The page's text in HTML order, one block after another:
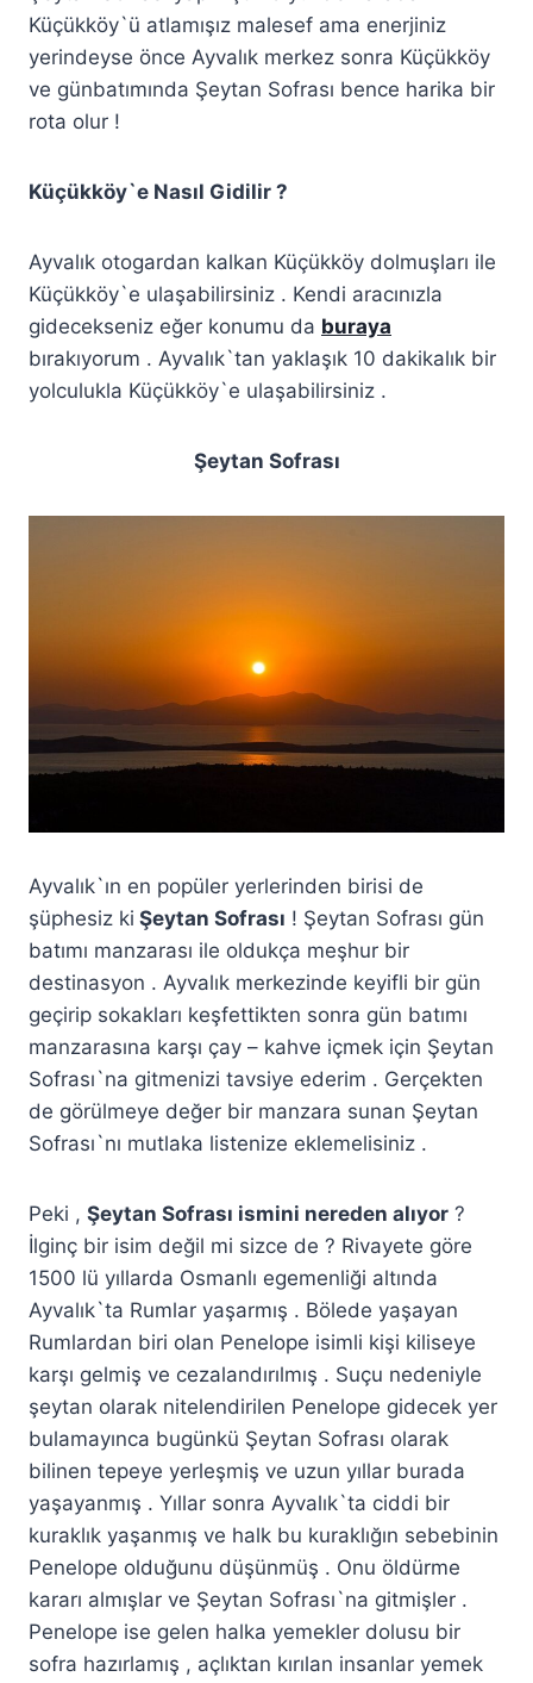
Küçükköy`ü atlamışız malesef ama enerjiniz
yerindeyse önce Ayvalık merkez sonra Küçükköy
ve günbatımında Şeytan Sofrası bence harika bir
rota olur !
Küçükköy`e Nasıl Gidilir ?
Ayvalık otogardan kalkan Küçükköy dolmuşları ile
Küçükköy`e ulaşabilirsiniz . Kendi aracınızla
gidecekseniz eğer konumu da buraya
bırakıyorum . Ayvalık`tan yaklaşık 10 dakikalık bir
yolculukla Küçükköy`e ulaşabilirsiniz .
Şeytan Sofrası
Ayvalık`ın en popüler yerlerinden birisi de
şüphesiz ki Şeytan Sofrası ! Şeytan Sofrası gün
batımı manzarası ile oldukça meşhur bir
destinasyon . Ayvalık merkezinde keyifli bir gün
geçirip sokakları keşfettikten sonra gün batımı
manzarasına karşı çay – kahve içmek için Şeytan
Sofrası`na gitmenizi tavsiye ederim . Gerçekten
de görülmeye değer bir manzara sunan Şeytan
Sofrası`nı mutlaka listenize eklemelisiniz .
Peki , Şeytan Sofrası ismini nereden alıyor ?
İlginç bir isim değil mi sizce de ? Rivayete göre
1500 lü yıllarda Osmanlı egemenliği altında
Ayvalık`ta Rumlar yaşarmış . Bölede yaşayan
Rumlardan biri olan Penelope isimli kişi kiliseye
karşı gelmiş ve cezalandırılmış . Suçu nedeniyle
şeytan olarak nitelendirilen Penelope gidecek yer
bulamayınca bugünkü Şeytan Sofrası olarak
bilinen tepeye yerleşmiş ve uzun yıllar burada
yaşayanmış . Yıllar sonra Ayvalık`ta ciddi bir
kuraklık yaşanmış ve halk bu kuraklığın sebebinin
Penelope olduğunu düşünmüş . Onu öldürme
kararı almışlar ve Şeytan Sofrası`na gitmişler .
Penelope ise gelen halka yemekler dolusu bir
sofra hazırlamış , açlıktan kırılan insanlar yemek